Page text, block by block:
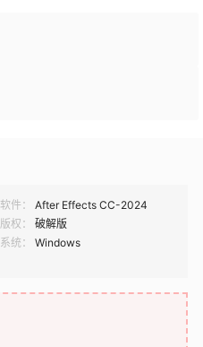
件：
After Effects CC-2024
权：
破解版
统：
Windows